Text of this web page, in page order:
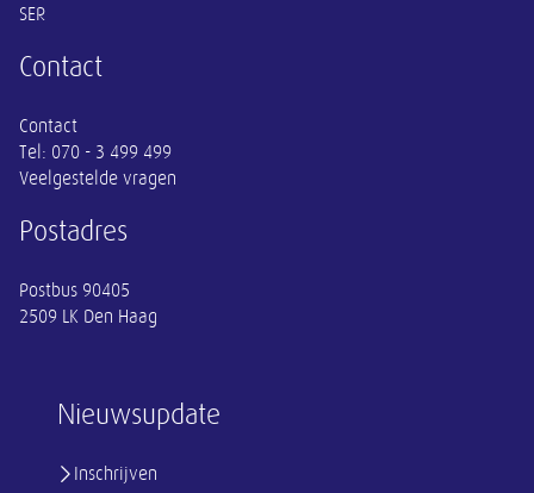
Nieuwsupdate
Inschrijven
SER
Contact
Contact
Tel: 070 - 3 499 499
Veelgestelde vragen
Postadres
Postbus 90405
2509 LK Den Haag